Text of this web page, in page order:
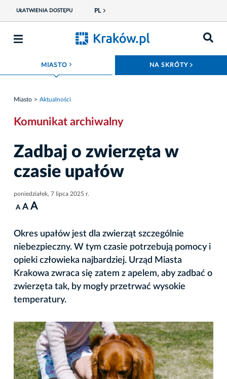
UŁATWIENIA DOSTĘPU PL
MIASTO ROZWIŃ MENU NA SKRÓTY
Miasto Aktualności
Komunikat archiwalny
Zadbaj o zwierzęta w
czasie upałów
poniedziałek, 7 lipca 2025 r.
A A A
Okres upałów jest dla zwierząt szczególnie
niebezpieczny. W tym czasie potrzebują pomocy i
opieki człowieka najbardziej. Urząd Miasta
Krakowa zwraca się zatem z apelem, aby zadbać o
zwierzęta tak, by mogły przetrwać wysokie
temperatury.